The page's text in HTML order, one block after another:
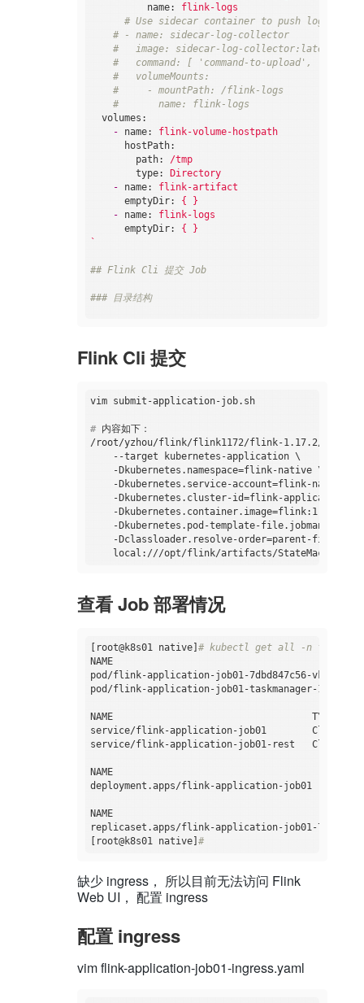
name:
flink-logs
# Use sidecar container to push logs to
# - name: sidecar-log-collector
#   image: sidecar-log-collector:latest
#   command: [ 'command-to-upload', '/
#   volumeMounts:
#     - mountPath: /flink-logs
#       name: flink-logs
volumes:
-
name:
flink-volume-hostpath
hostPath:
path:
/tmp
type:
Directory
-
name:
flink-artifact
emptyDir:
{
}
-
name:
flink-logs
emptyDir:
{
}
`
## Flink Cli 提交 Job
### 目录结构
total 8
-rw-r--r--
1 root
Flink Cli 提交
# 内容如下：
/root/yzhou/flink/flink1172/flink-1.17.2/bin/
    --target kubernetes-application \
    -Dkubernetes.namespace=flink-native \
-Dkubernetes.service-account=flink-native-
-Dkubernetes.cluster-id=flink-application-
    -Dkubernetes.container.image=flink:1.17 \
-Dkubernetes.pod-template-
    -Dclassloader.resolve-order=parent-first \
查看 Job 部署情况
[root@k8s01 native] # kubectl get all -n flink-
NAME                                           READY
pod/flink-application-job01-7dbd847c56-
pod/flink-application-job01-taskmanager-1-1
NAME                                   TYPE
service/flink-application-job01        ClusterIP
service/flink-application-job01-rest
NAME                                      READY   UP-
deployment.apps/flink-application-job01
NAME
replicaset.apps/flink-application-job01-
[root@k8s01 native] #
缺少 ingress， 所以目前无法访问 Flink
Web UI， 配置 ingress
配置 ingress
vim flink-application-job01-ingress.yaml